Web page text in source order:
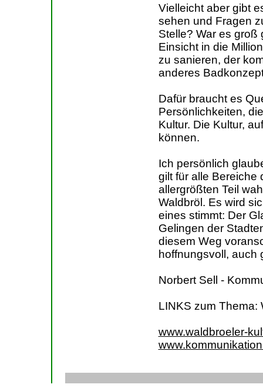
Vielleicht aber gibt
sehen und Fragen
Stelle? War es groß
Einsicht in die
zu sanieren, der
anderes
Dafür braucht es
Persönlichkeiten,
Kultur. Die Kultur,
können.
Ich persönlich
gilt für alle Bereiche
allergrößten Teil
Waldbröl. Es wird
eines stimmt: Der
Gelingen der
diesem Weg
hoffnungsvoll, auch
Norbert Sell -
LINKS zum Thema:
www.waldbroeler-